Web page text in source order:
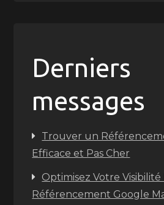
Derniers
messages
Trouver un
Efficace et Pas Cher
Optimisez Votre Visibilité
Référencement Google